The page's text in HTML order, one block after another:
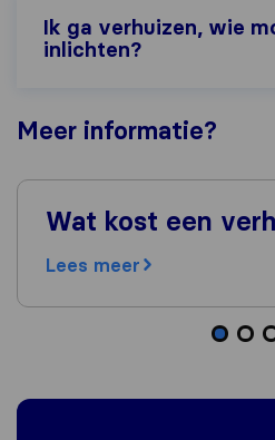
Ik ga verhuizen, wie
inlichten?
Meer informatie?
Wat kost een
Lees meer